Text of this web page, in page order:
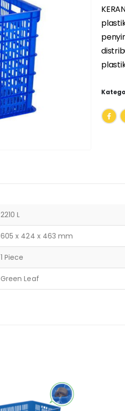
2210 L
605 x 424 x 463 mm
1 Piece
Green Leaf